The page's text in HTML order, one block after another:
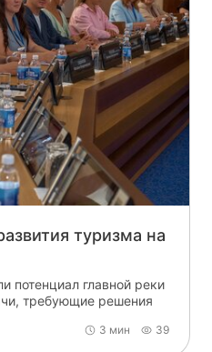
туризма на
потенциал главной реки
требующие решения
3 мин 39